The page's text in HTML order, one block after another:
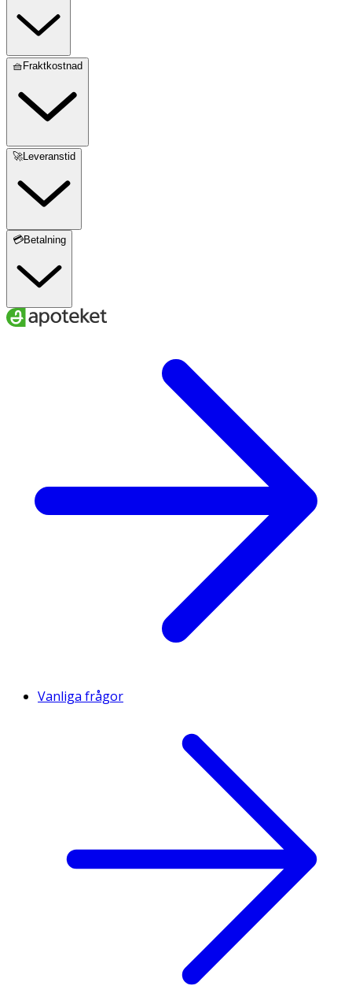
🧺Fraktkostnad
🚀Leveranstid
💳Betalning
Vanliga frågor